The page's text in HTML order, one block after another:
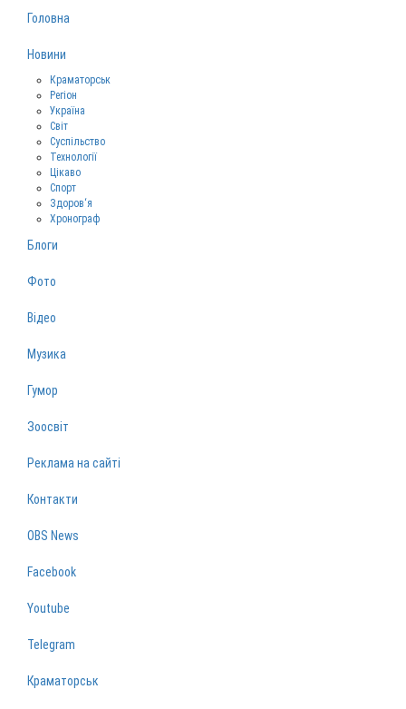
Головна
Новини
Краматорськ
Регіон
Україна
Світ
Суспільство
Технології
Цікаво
Спорт
Здоров‘я
Хронограф
Блоги
Фото
Відео
Музика
Гумор
Зоосвіт
Реклама на сайті
Контакти
OBS News
Facebook
Youtube
Telegram
Краматорськ